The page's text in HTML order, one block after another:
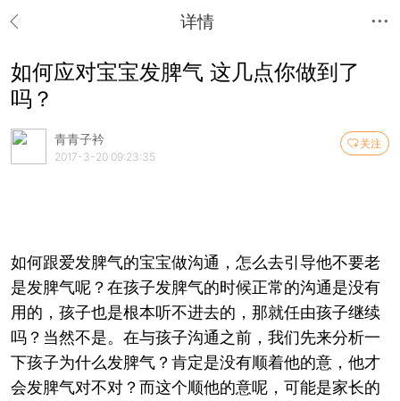
详情
如何应对宝宝发脾气 这几点你做到了
吗？
关注
青青子衿
2017-3-20 09:23:35
如何跟爱发脾气的宝宝做沟通，怎么去引导他不要老
是发脾气呢？在孩子发脾气的时候正常的沟通是没有
用的，孩子也是根本听不进去的，那就任由孩子继续
吗？当然不是。在与孩子沟通之前，我们先来分析一
下孩子为什么发脾气？肯定是没有顺着他的意，他才
会发脾气对不对？而这个顺他的意呢，可能是家长的